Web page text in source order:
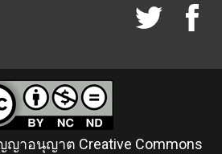
าอนุญาต Creative Commons